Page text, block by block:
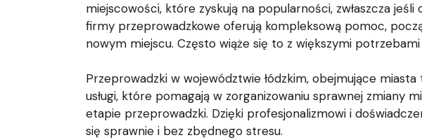
miejscowości, które zyskują na popularności, zwłaszcza
firmy przeprowadzkowe oferują kompleksową pomoc,
nowym miejscu. Często wiąże się to z większymi
Przeprowadzki w województwie łódzkim, obejmujące miasta
usługi, które pomagają w zorganizowaniu sprawnej zmiany
etapie przeprowadzki. Dzięki profesjonalizmowi i
się sprawnie i bez zbędnego stresu.